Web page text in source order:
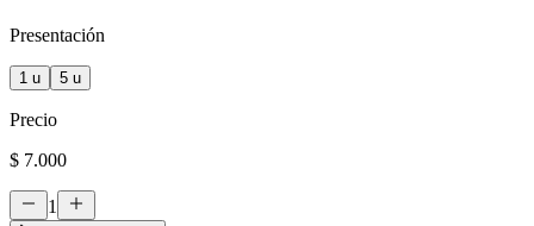
Presentación
1 u 5 u
Precio
$ 7.000
1